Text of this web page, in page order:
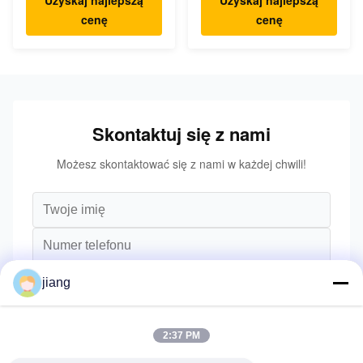
cenę
wysokość
podnoszenia 6m
cenę
Skontaktuj się z nami
Możesz skontaktować się z nami w każdej chwili!
jiang
2:37 PM